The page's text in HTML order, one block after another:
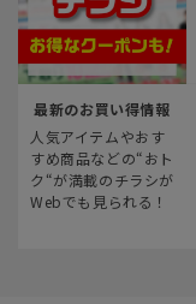
最新のお買い得情報
人気アイテムやおす
すめ商品などの“おト
ク“が満載のチラシが
Webでも見られる！